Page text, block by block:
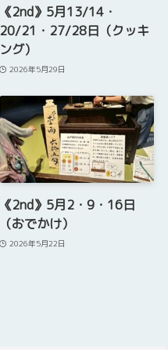
《2nd》5月13/14・
20/21・27/28日（クッキ
ング）
2026年5月29日
《2nd》5月2・9・16日
（おでかけ）
2026年5月22日